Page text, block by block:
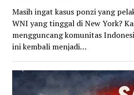
Masih ingat kasus ponzi yang
WNI yang tinggal di New York?
mengguncang komunitas
ini kembali menjadi…